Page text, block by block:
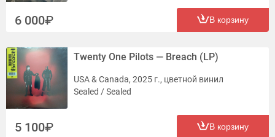
6 000 В корзину
Twenty One Pilots — Breach (LP)
USA & Canada, 2025 г., цветной винил
Sealed / Sealed
5 100 В корзину